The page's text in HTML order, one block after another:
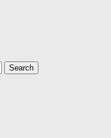
Search